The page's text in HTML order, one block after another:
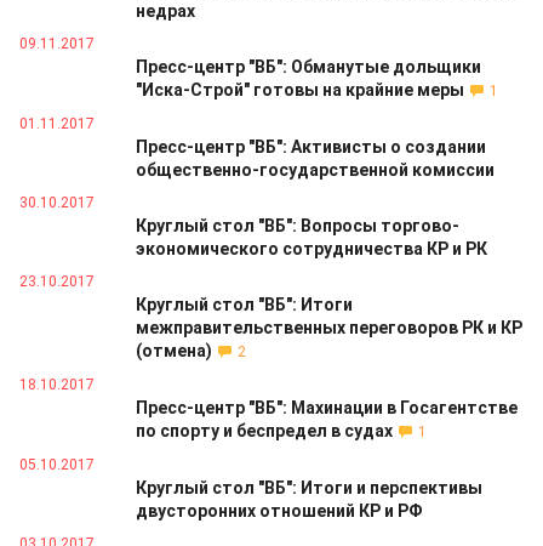
недрах
09.11.2017
Пресс-центр "ВБ": Обманутые дольщики
"Иска-Строй" готовы на крайние меры
1
01.11.2017
Пресс-центр "ВБ": Активисты о создании
общественно-государственной комиссии
30.10.2017
Круглый стол "ВБ": Вопросы торгово-
экономического сотрудничества КР и РК
23.10.2017
Круглый стол "ВБ": Итоги
межправительственных переговоров РК и КР
(отмена)
2
18.10.2017
Пресс-центр "ВБ": Махинации в Госагентстве
по спорту и беспредел в судах
1
05.10.2017
Круглый стол "ВБ": Итоги и перспективы
двусторонних отношений КР и РФ